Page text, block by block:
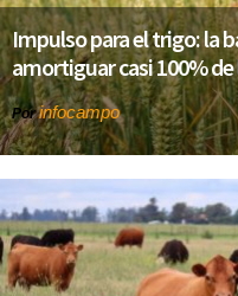
Impulso para el trigo: la
amortiguar casi 100% de
Porinfocampo